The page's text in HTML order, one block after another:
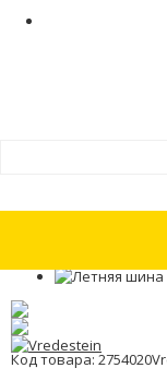
Код товара: